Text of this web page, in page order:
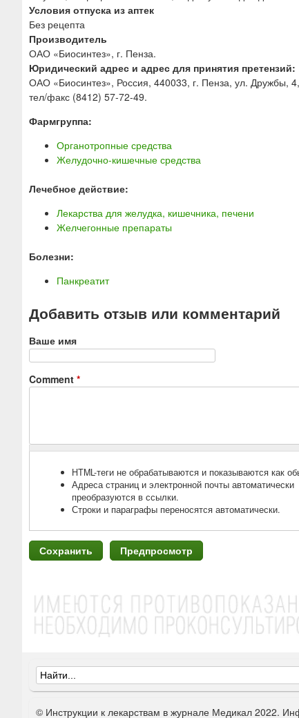
Условия отпуска из аптек
Без рецепта
Производитель
ОАО «Биосинтез», г. Пенза.
Юридический адрес и адрес для принятия претензий:
ОАО «Биосинтез», Россия, 440033, г. Пенза, ул. Дружбы, 4,
тел/факс (8412) 57-72-49.
Фармгруппа:
Органотропные средства
Желудочно-кишечные средства
Лечебное действие:
Лекарства для желудка, кишечника, печени
Желчегонные препараты
Болезни:
Панкреатит
Добавить отзыв или комментарий
Ваше имя
Comment *
HTML-теги не обрабатываются и показываются как
Адреса страниц и электронной почты автоматически
преобразуются в ссылки.
Строки и параграфы переносятся автоматически.
Ф
о
© Инструкции к лекарствам в журнале Медикал 2022.